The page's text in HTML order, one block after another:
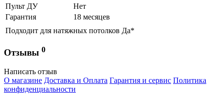
Пульт ДУ
Нет
Гарантия
18 месяцев
Подходит для натяжных потолков Да*
Отзывы 0
Написать отзыв
О магазине Доставка и Оплата Гарантия и сервис Политика
конфиденциальности